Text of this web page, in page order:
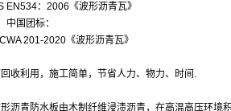
EN534：2006《波形沥青瓦》
中国团标：
201-2020《波形沥青瓦》
收利用，施工简单，节省人力、物力、时间.
沥青防水板由木制纤维浸渍沥青，在高温高压环境